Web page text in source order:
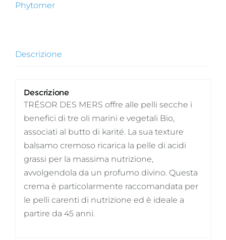
Phytomer
Descrizione
Descrizione
TRÉSOR DES MERS offre alle pelli secche i
benefici di tre oli marini e vegetali Bio,
associati al butto di karité. La sua texture
balsamo cremoso ricarica la pelle di acidi
grassi per la massima nutrizione,
avvolgendola da un profumo divino. Questa
crema è particolarmente raccomandata per
le pelli carenti di nutrizione ed è ideale a
partire da 45 anni.